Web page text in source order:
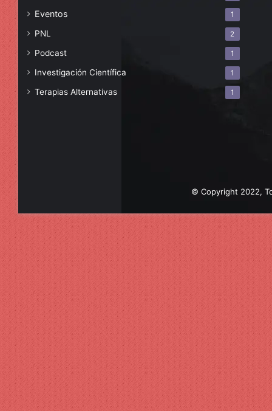
Eventos 1
PNL 2
Podcast 1
Investigación Científica 1
Terapias Alternativas 1
© Copyright 2022,